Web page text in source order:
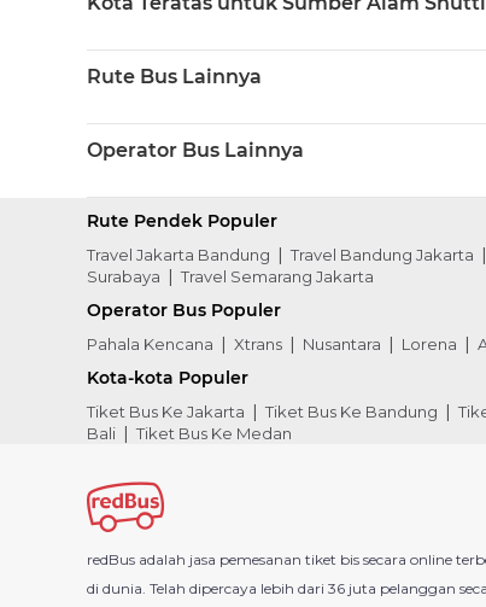
Rute Bus Lainnya
Operator Bus Lainnya
Rute Pendek Populer
Travel Jakarta Bandung Travel Bandung Jakarta
Surabaya
Travel Semarang Jakarta
Operator Bus Populer
Pahala Kencana Xtrans Nusantara Lorena
Kota-kota Populer
Tiket Bus Ke Jakarta Tiket Bus Ke Bandung
Bali
Tiket Bus Ke Medan
redBus adalah jasa pemesanan tiket bis secara online
di dunia. Telah dipercaya lebih dari 36 juta pelanggan